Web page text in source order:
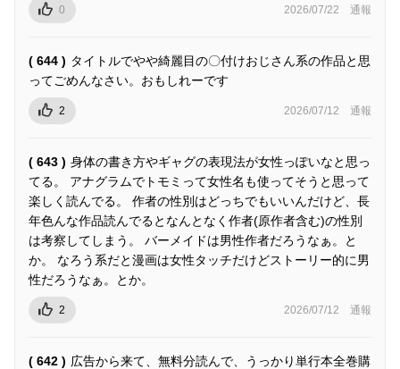
0 2026/07/22 通報
( 644 ) タイトルでやや綺麗目の〇付けおじさん系の作品と思
ってごめんなさい。おもしれーです
2 2026/07/12 通報
( 643 ) 身体の書き方やギャグの表現法が女性っぽいなと思っ
てる。 アナグラムでトモミって女性名も使ってそうと思って
楽しく読んでる。 作者の性別はどっちでもいいんだけど、長
年色んな作品読んでるとなんとなく作者(原作者含む)の性別
は考察してしまう。 バーメイドは男性作者だろうなぁ。と
か。 なろう系だと漫画は女性タッチだけどストーリー的に男
性だろうなぁ。とか。
2 2026/07/12 通報
( 642 ) 広告から来て、無料分読んで、うっかり単行本全巻購